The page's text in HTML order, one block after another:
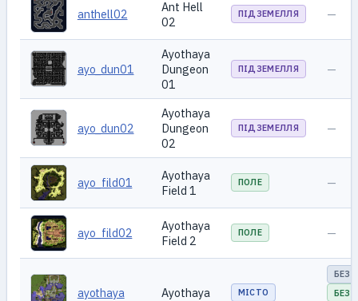
anthell02
Ant Hell
02
ПІДЗЕМЕЛЛЯ —
ayo_dun01
Ayothaya
Dungeon
01
ПІДЗЕМЕЛЛЯ —
ayo_dun02
Ayothaya
Dungeon
02
ПІДЗЕМЕЛЛЯ —
ayo_fild01
Ayothaya
Field 1
ПОЛЕ —
ayo_fild02
Ayothaya
Field 2
ПОЛЕ —
ayothaya Ayothaya МІСТО
БЕЗ
БЕЗ